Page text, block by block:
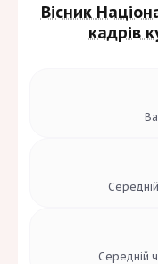
Кластер
Вісник
кадрів
Середній